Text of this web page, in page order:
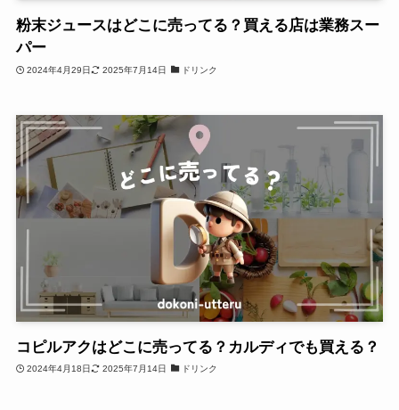
粉末ジュースはどこに売ってる？買える店は業務スー
パー
2024年4月29日 2025年7月14日 ドリンク
コピルアクはどこに売ってる？カルディでも買える？
2024年4月18日 2025年7月14日 ドリンク